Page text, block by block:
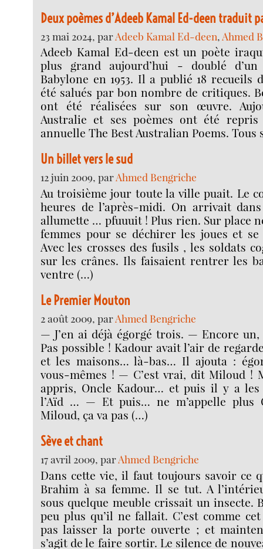
Deux poèmes d’Adeeb Kamal Ed-deen traduit
23 mai 2024, parAdeeb Kamal Ed-deen, Ahmed
Adeeb Kamal Ed-deen est un poète
plus grand aujourd’hui - doublé
Babylone en 1953. Il a publié 18 recueils
été salués par bon nombre de critiques.
ont été réalisées sur son œuvre.
Australie et ses poèmes ont été repris
annuelle The Best Australian Poems. Tous
Un billet vers le sud
12 juin 2009, parAhmed Bengriche
Au troisième jour toute la ville puait. Le
heures de l’après-midi. On arrivait
allumette … pfuuuit ! Plus rien. Sur place
femmes pour se déchirer les joues et
Avec les crosses des fusils , les soldats
sur les crânes. Ils faisaient rentrer les
ventre (…)
Le Premier Mouton
2 août 2009, parAhmed Bengriche
— J’en ai déjà égorgé trois. — Encore
Pas possible ! Kadour avait l’air de
et les maisons… là-bas… Il ajouta :
vous-mêmes ! — C’est vrai, dit Miloud !
appris, Oncle Kadour… et puis il y a les
l’Aïd … — Et puis… ne m’appelle plus
Miloud, ça va pas (…)
Sève et chant
17 avril 2009, parAhmed Bengriche
Dans cette vie, il faut toujours savoir ce
Brahim à sa femme. Il se tut. A
sous quelque meuble crissait un insecte.
peu plus qu’il ne fallait. C’est comme
pas laisser la porte ouverte ; et
s’agit de le faire sortir. Le silence de